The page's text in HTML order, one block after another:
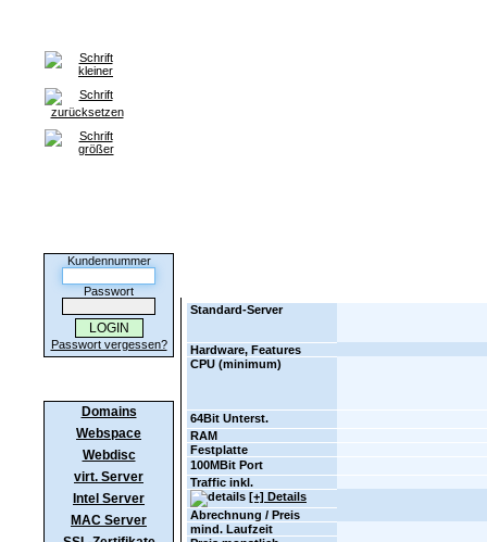
Kundennummer
Passwort
Passwort vergessen?
Domains
Webspace
Webdisc
virt. Server
Intel Server
MAC Server
Standard-Server
Hardware, Features
CPU (minimum)
64Bit Unterst.
RAM
Festplatte
100MBit Port
Traffic inkl.
[+] Details
Abrechnung / Preis
mind. Laufzeit